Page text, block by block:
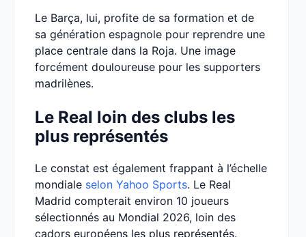
Le Barça, lui, profite de sa formation et de
sa génération espagnole pour reprendre une
place centrale dans la Roja. Une image
forcément douloureuse pour les supporters
madrilènes.
Le Real loin des clubs les
plus représentés
Le constat est également frappant à l’échelle
mondiale selon Yahoo Sports. Le Real
Madrid compterait environ 10 joueurs
sélectionnés au Mondial 2026, loin des
cadors européens les plus représentés.